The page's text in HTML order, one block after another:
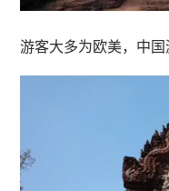
游客大多为欧美，中国